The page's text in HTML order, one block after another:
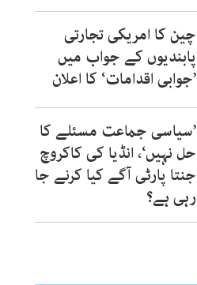
چین کا امریکی تجارتی
پابندیوں کے جواب میں
’جوابی اقدامات‘ کا اعلان
’سیاسی جماعت مسئلے کا
حل نہیں‘، انڈیا کی کاکروچ
جنتا پارٹی آگے کیا کرنے جا
رہی ہے؟